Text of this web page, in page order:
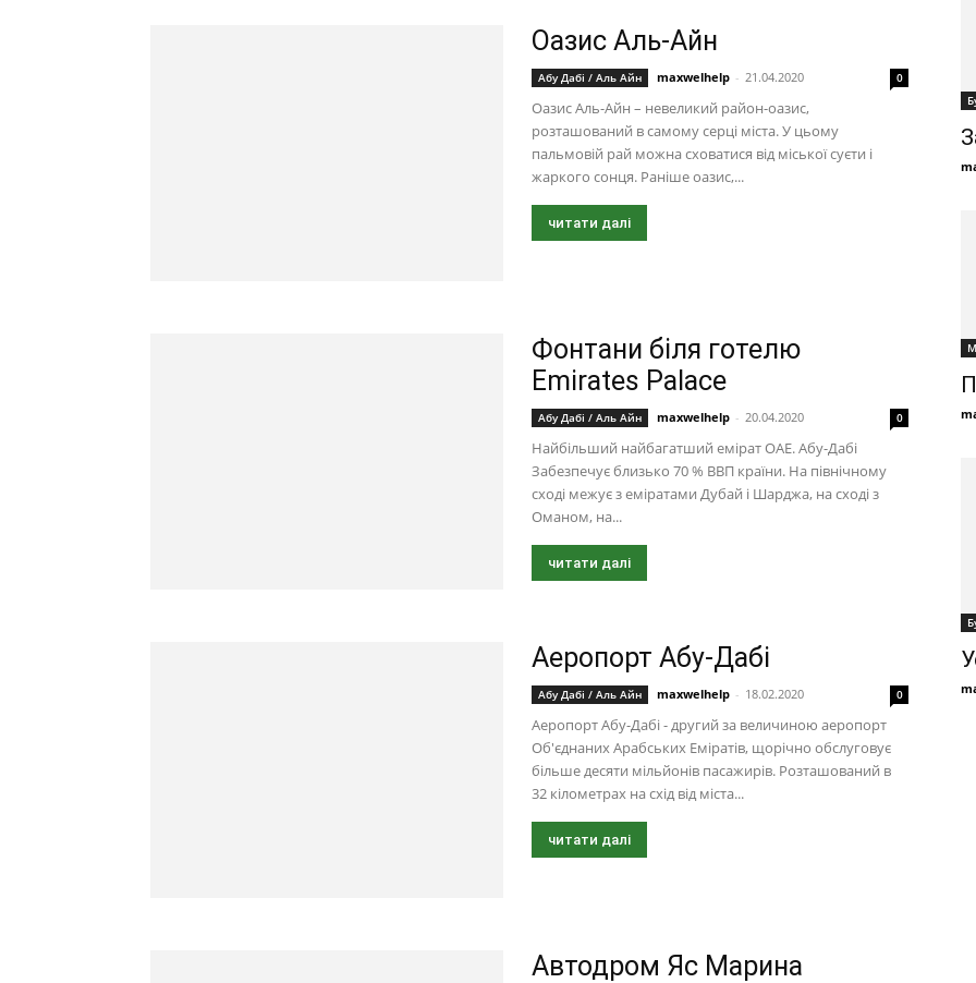
Оазис Аль-Айн
Абу Дабі / Аль Айн maxwelhelp - 21.04.2020 0
Оазис Аль-Айн – невеликий район-оазис,
розташований в самому серці міста. У цьому
пальмовій рай можна сховатися від міської суєти і
жаркого сонця. Раніше оазис,...
читати далі
Фонтани біля готелю
Emirates Palace
Абу Дабі / Аль Айн maxwelhelp - 20.04.2020 0
Найбільший найбагатший емірат ОАЕ. Абу-Дабі
Забезпечує близько 70 % ВВП країни. На північному
сході межує з еміратами Дубай і Шарджа, на сході з
Оманом, на...
читати далі
Аеропорт Абу-Дабі
Абу Дабі / Аль Айн maxwelhelp - 18.02.2020 0
Аеропорт Абу-Дабі - другий за величиною аеропорт
Об'єднаних Арабських Еміратів, щорічно обслуговує
більше десяти мільйонів пасажирів. Розташований в
32 кілометрах на схід від міста...
читати далі
Автодром Яс Марина